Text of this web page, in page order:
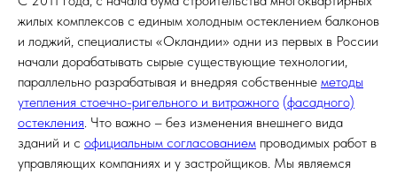
жилых комплексов с единым холодным остеклением балконов
и лоджий, специалисты «Окландии» одни из первых в России
начали дорабатывать сырые существующие технологии,
параллельно разрабатывая и внедряя собственные методы
утепления стоечно-ригельного и витражного (фасадного)
остекления. Что важно – без изменения внешнего вида
зданий и с официальным согласованием проводимых работ в
управляющих компаниях и у застройщиков. Мы являемся